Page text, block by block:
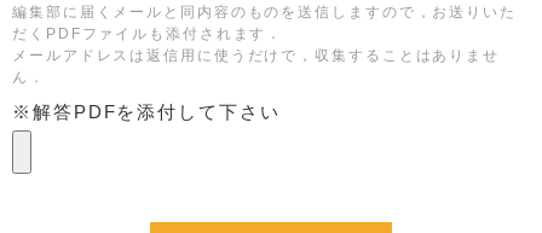
編集部に届くメールと同内容のものを送信しますので，お送りいた
だくPDFファイルも添付されます．
メールアドレスは返信用に使うだけで，収集することはありませ
ん．
※解答PDFを添付して下さい